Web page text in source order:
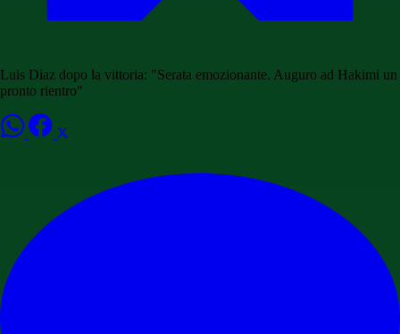
Luis Diaz dopo la vittoria: "Serata emozionante. Auguro ad Hakimi un
pronto rientro"